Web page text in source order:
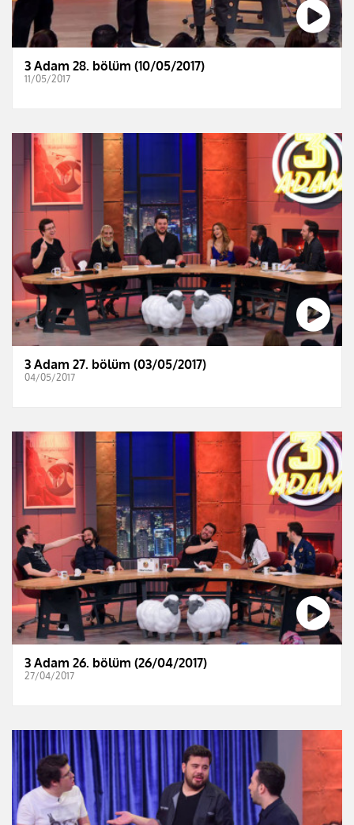
3 Adam 28. bölüm (10/05/2017)
11/05/2017
3 Adam 27. bölüm (03/05/2017)
04/05/2017
3 Adam 26. bölüm (26/04/2017)
27/04/2017